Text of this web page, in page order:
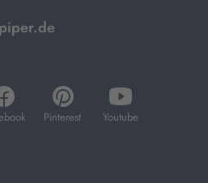
öffnet
in
Pinterest
öffnet
in
Youtube
öffnet
in